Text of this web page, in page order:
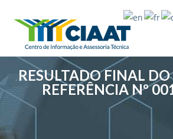
RESULTADO FINAL
REFERÊNCIA Nº